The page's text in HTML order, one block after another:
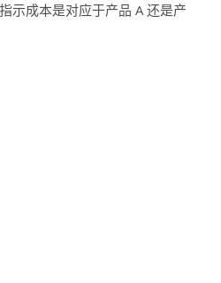
示成本是对应于产品 A 还是产